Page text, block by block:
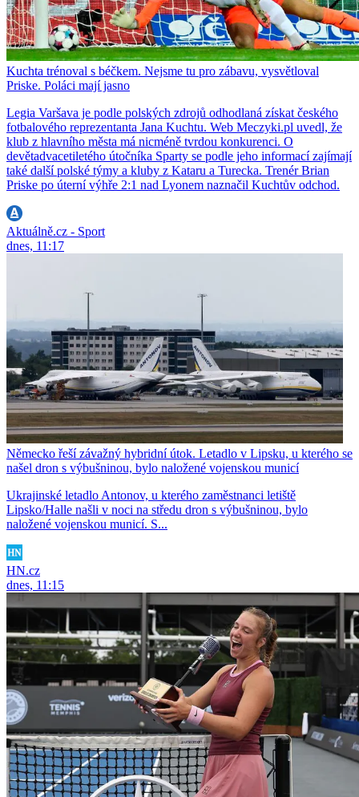
Kuchta trénoval s béčkem. Nejsme tu pro zábavu, vysvětloval
Priske. Poláci mají jasno
Legia Varšava je podle polských zdrojů odhodlaná získat českého
fotbalového reprezentanta Jana Kuchtu. Web Meczyki.pl uvedl, že
klub z hlavního města má nicméně tvrdou konkurenci. O
devětadvacetiletého útočníka Sparty se podle jeho informací zajímají
také další polské týmy a kluby z Kataru a Turecka. Trenér Brian
Priske po úterní výhře 2:1 nad Lyonem naznačil Kuchtův odchod.
Aktuálně.cz - Sport
dnes, 11:17
Německo řeší závažný hybridní útok. Letadlo v Lipsku, u kterého se
našel dron s výbušninou, bylo naložené vojenskou municí
Ukrajinské letadlo Antonov, u kterého zaměstnanci letiště
Lipsko/Halle našli v noci na středu dron s výbušninou, bylo
naložené vojenskou municí. S...
HN.cz
dnes, 11:15